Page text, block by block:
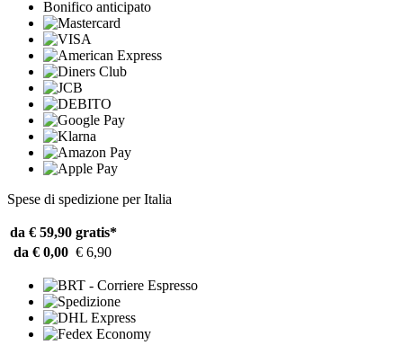
Bonifico anticipato
Spese di spedizione per Italia
da € 59,90 gratis*
da € 0,00 € 6,90